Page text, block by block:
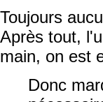
Toujours
Après tout,
main, on est
Donc